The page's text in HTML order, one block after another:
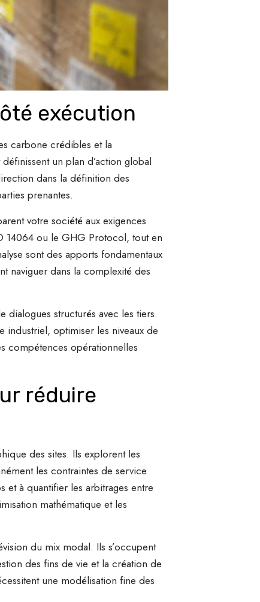
exécution
carbone crédibles et la
un plan d’action global
dans la définition des
prenantes.
votre société aux exigences
14064 ou le GHG Protocol, tout en
sont des apports fondamentaux
naviguer dans la complexité des
dialogues structurés avec les tiers.
industriel, optimiser les niveaux de
compétences opérationnelles
réduire
des sites. Ils explorent les
les contraintes de service
et à quantifier les arbitrages entre
mathématique et les
du mix modal. Ils s’occupent
des fins de vie et la création de
une modélisation fine des